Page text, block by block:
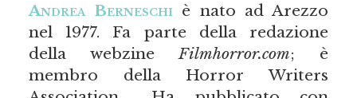
Andrea Berneschi è nato ad Arezzo
nel 1977. Fa parte della redazione
della webzineFilmhorror.com; è
membro della Horror Writers